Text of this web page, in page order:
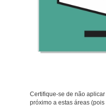
Certifique-se de não
próximo a estas áreas